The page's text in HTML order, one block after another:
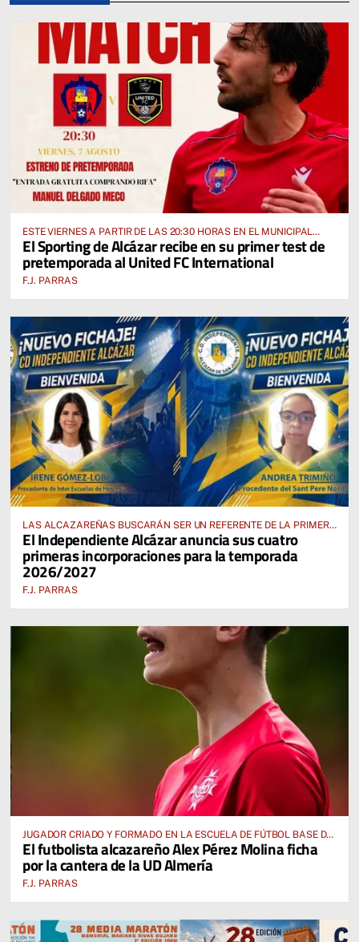
ESTE VIERNES A PARTIR DE LAS 20:30 HORAS EN EL MUNICIPAL
“MANUEL DELGADO MECO”
El Sporting de Alcázar recibe en su primer test de
pretemporada al United FC International
F.J. PARRAS
LAS ALCAZAREÑAS BUSCARÁN SER UN REFERENTE DE LA PRIMERA
AUTONÓMICA PREFERENTE FEMENINA
El Independiente Alcázar anuncia sus cuatro
primeras incorporaciones para la temporada
2026/2027
F.J. PARRAS
JUGADOR CRIADO Y FORMADO EN LA ESCUELA DE FÚTBOL BASE DE
ALCÁZAR DE SAN JUAN
El futbolista alcazareño Alex Pérez Molina ficha
por la cantera de la UD Almería
F.J. PARRAS